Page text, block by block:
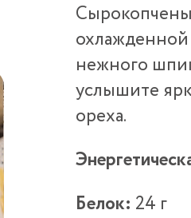
нежного
услышите
ореха.
Белок: 24 г